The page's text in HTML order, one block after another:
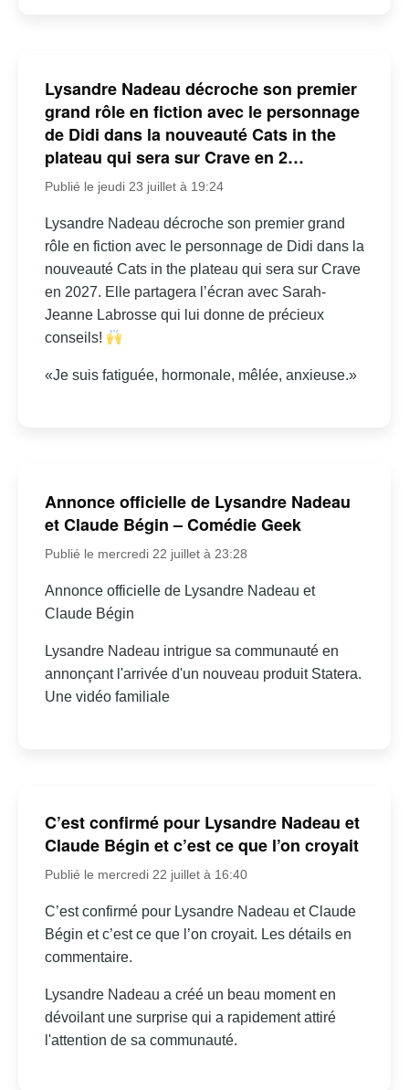
Lysandre Nadeau décroche son premier
grand rôle en fiction avec le personnage
de Didi dans la nouveauté Cats in the
plateau qui sera sur Crave en 2…
Publié le jeudi 23 juillet à 19:24
Lysandre Nadeau décroche son premier grand
rôle en fiction avec le personnage de Didi dans la
nouveauté Cats in the plateau qui sera sur Crave
en 2027. Elle partagera l’écran avec Sarah-
Jeanne Labrosse qui lui donne de précieux
conseils!
«Je suis fatiguée, hormonale, mêlée, anxieuse.»
Annonce officielle de Lysandre Nadeau
et Claude Bégin – Comédie Geek
Publié le mercredi 22 juillet à 23:28
Annonce officielle de Lysandre Nadeau et
Claude Bégin
Lysandre Nadeau intrigue sa communauté en
annonçant l'arrivée d'un nouveau produit Statera.
Une vidéo familiale
C’est confirmé pour Lysandre Nadeau et
Claude Bégin et c’est ce que l’on croyait
Publié le mercredi 22 juillet à 16:40
C’est confirmé pour Lysandre Nadeau et Claude
Bégin et c’est ce que l’on croyait. Les détails en
commentaire.
Lysandre Nadeau a créé un beau moment en
dévoilant une surprise qui a rapidement attiré
l'attention de sa communauté.